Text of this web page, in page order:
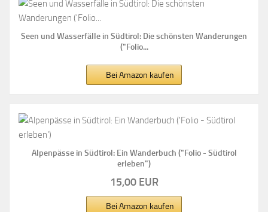
Seen und Wasserfälle in Südtirol: Die schönsten Wanderungen
("Folio...
Bei Amazon kaufen
Alpenpässe in Südtirol: Ein Wanderbuch ("Folio - Südtirol
erleben")
15,00 EUR
Bei Amazon kaufen